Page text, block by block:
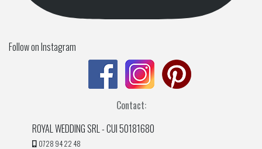
Follow on Instagram
Contact:
ROYAL WEDDING SRL - CUI 50181680
0728 94 22 48